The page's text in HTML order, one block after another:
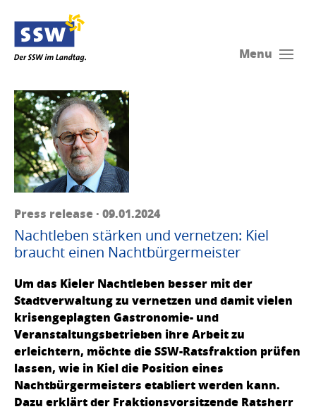
Menu
Press release · 09.01.2024
Nachtleben stärken und vernetzen: Kiel
braucht einen Nachtbürgermeister
Um das Kieler Nachtleben besser mit der
Stadtverwaltung zu vernetzen und damit vielen
krisengeplagten Gastronomie- und
Veranstaltungsbetrieben ihre Arbeit zu
erleichtern, möchte die SSW-Ratsfraktion prüfen
lassen, wie in Kiel die Position eines
Nachtbürgermeisters etabliert werden kann.
Dazu erklärt der Fraktionsvorsitzende Ratsherr